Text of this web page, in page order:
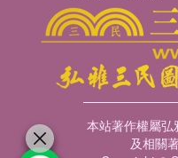
本站著作權屬弘
及相關